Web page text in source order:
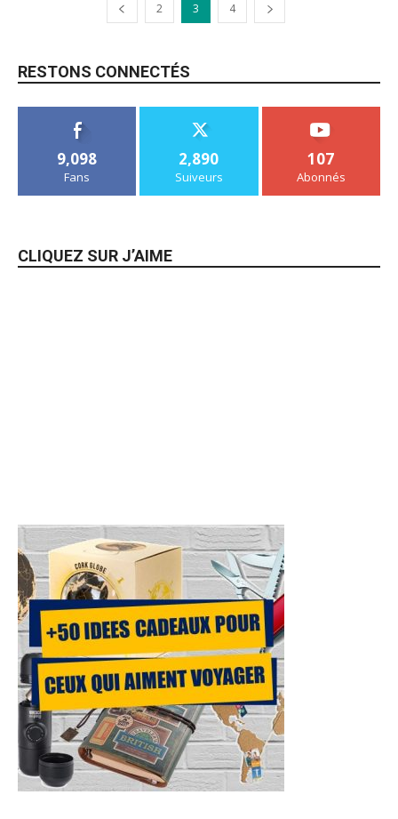
2 3 4
RESTONS CONNECTÉS
9,098
Fans
2,890
Suiveurs
107
Abonnés
CLIQUEZ SUR J’AIME